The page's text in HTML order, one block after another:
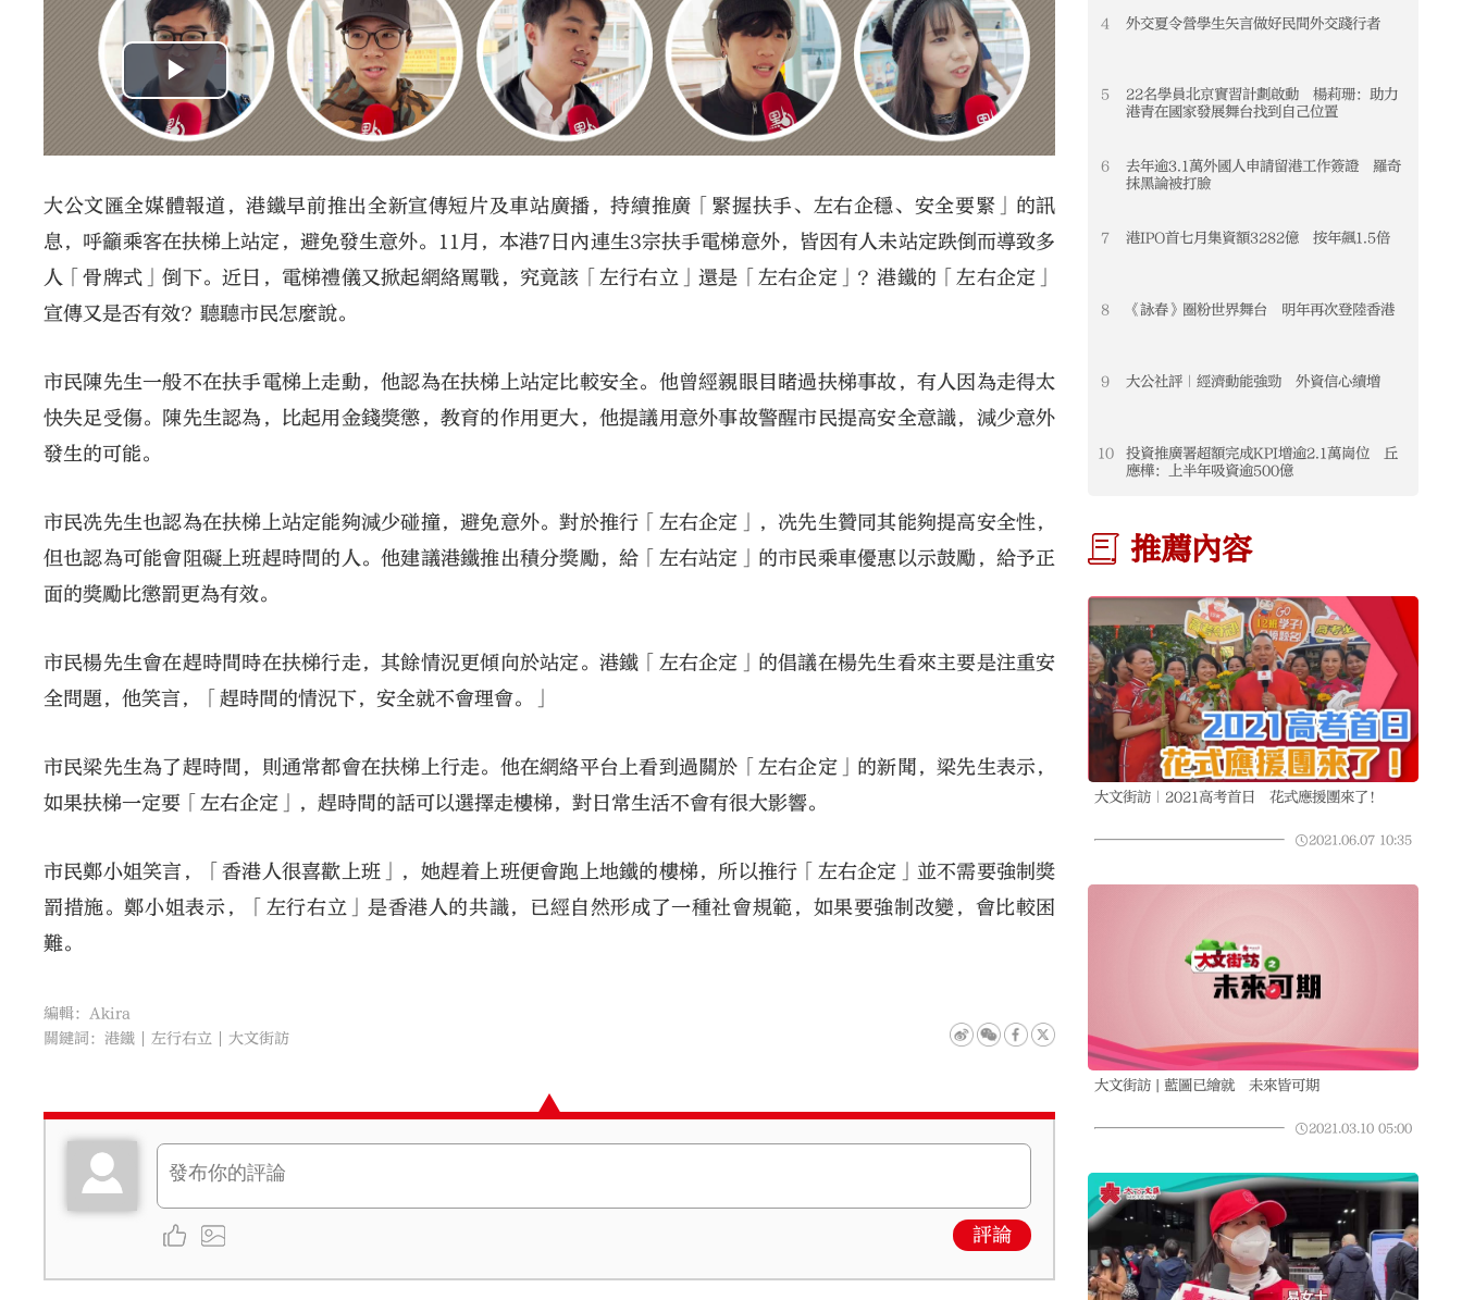
大公文匯全媒體報道，港鐵早前推出全新宣傳短片及車站廣播，持續推廣「緊握扶手、左右企穩、安全要緊」的訊
息，呼籲乘客在扶梯上站定，避免發生意外。11月，本港7日內連生3宗扶手電梯意外，皆因有人未站定跌倒而導致多
人「骨牌式」倒下。近日，電梯禮儀又掀起網絡罵戰，究竟該「左行右立」還是「左右企定」？港鐵的「左右企定」
宣傳又是否有效？聽聽市民怎麼說。
市民陳先生一般不在扶手電梯上走動，他認為在扶梯上站定比較安全。他曾經親眼目睹過扶梯事故，有人因為走得太
快失足受傷。陳先生認為，比起用金錢獎懲，教育的作用更大，他提議用意外事故警醒市民提高安全意識，減少意外
發生的可能。
市民冼先生也認為在扶梯上站定能夠減少碰撞，避免意外。對於推行「左右企定」，冼先生贊同其能夠提高安全性，
但也認為可能會阻礙上班趕時間的人。他建議港鐵推出積分獎勵，給「左右站定」的市民乘車優惠以示鼓勵，給予正
面的獎勵比懲罰更為有效。
市民楊先生會在趕時間時在扶梯行走，其餘情況更傾向於站定。港鐵「左右企定」的倡議在楊先生看來主要是注重安
全問題，他笑言，「趕時間的情況下，安全就不會理會。」
市民梁先生為了趕時間，則通常都會在扶梯上行走。他在網絡平台上看到過關於「左右企定」的新聞，梁先生表示，
如果扶梯一定要「左右企定」，趕時間的話可以選擇走樓梯，對日常生活不會有很大影響。
市民鄭小姐笑言，「香港人很喜歡上班」，她趕着上班便會跑上地鐵的樓梯，所以推行「左右企定」並不需要強制獎
罰措施。鄭小姐表示，「左行右立」是香港人的共識，已經自然形成了一種社會規範，如果要強制改變，會比較困
難。
編輯：Akira
關鍵詞： 港鐵 左行右立 大文街訪
評論
4 外交夏令營學生矢言做好民間外交踐行者
5
22名學員北京實習計劃啟動 楊莉珊：助力
港青在國家發展舞台找到自己位置
6
去年逾3.1萬外國人申請留港工作簽證 羅奇
抹黑論被打臉
7 港IPO首七月集資額3282億 按年飆1.5倍
8 《詠春》圈粉世界舞台 明年再次登陸香港
9 大公社評｜經濟動能強勁 外資信心續增
10
投資推廣署超額完成KPI增逾2.1萬崗位 丘
應樺：上半年吸資逾500億
推薦內容
大文街訪｜2021高考首日 花式應援團來了！
2021.06.07 10:35
大文街訪 | 藍圖已繪就 未來皆可期
2021.03.10 05:00